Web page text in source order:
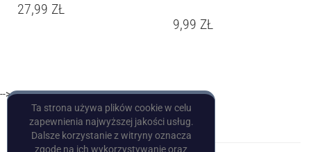
27,99 ZŁ
9,99 ZŁ
-->
Ta strona używa plików cookie w celu
zapewnienia najwyższej jakości usług.
Dalsze korzystanie z witryny oznacza
zgodę na ich wykorzystywanie oraz